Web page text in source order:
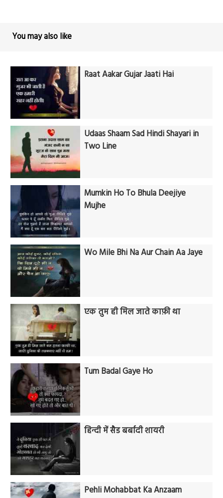
You may also like
Raat Aakar Gujar Jaati Hai
Udaas Shaam Sad Hindi Shayari in
Two Line
Mumkin Ho To Bhula Deejiye
Mujhe
Wo Mile Bhi Na Aur Chain Aa Jaye
एक तुम ही मिल जाते काफ़ी था
Tum Badal Gaye Ho
हिन्दी में सैड बर्बादी शायरी
Pehli Mohabbat Ka Anzaam